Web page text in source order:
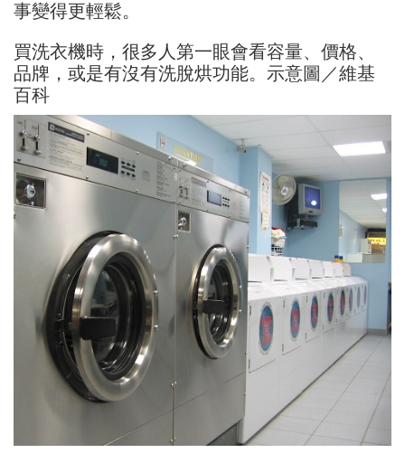
事變得更輕鬆。
買洗衣機時，很多人第一眼會看容量、價格、
品牌，或是有沒有洗脫烘功能。示意圖／維基
百科